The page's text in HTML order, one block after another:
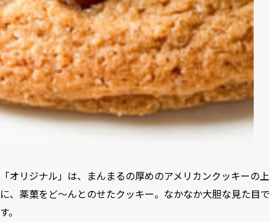
「オリジナル」は、まんまるの厚めのアメリカンクッキーの上
に、薬菓をど〜んとのせたクッキー。なかなか大胆な見た目で
す。